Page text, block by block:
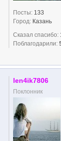
Посты: 133
Город: Казань
Сказал спасибо:
Поблагодарили:
len4ik7806
Поклонник